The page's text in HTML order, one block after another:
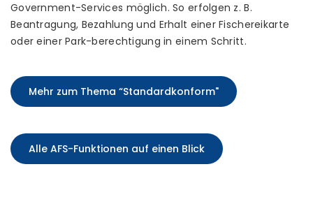
Government-Services möglich. So erfolgen z. B.
Beantragung, Bezahlung und Erhalt einer Fischereikarte
oder einer Park-berechtigung in einem Schritt.
Mehr zum Thema “Standardkonform"
Alle AFS-Funktionen auf einen Blick